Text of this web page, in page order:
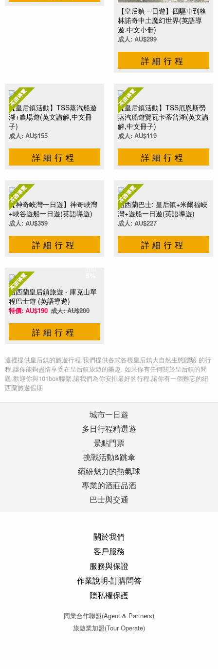
【皇后鎮一日遊】四驅車到格
林諾奇中土魔幻世界(英語導
遊.中文小冊)
成人: AU$299
詳細行程
【皇后鎮活動】TSS蒸汽船遊
湖+農場遊(英文講解,中文冊
子)
成人: AU$155
詳細行程
【皇后鎮活動】TSS厄恩斯勞
蒸汽船遊覽瓦卡蒂普湖(英文講
解,中文冊子)
成人: AU$119
詳細行程
【神奇峽灣一日遊】神奇峽灣
+峽谷遊船一日遊(英語導遊)
成人: AU$359
詳細行程
紐西蘭巴士: 皇后鎮+米爾福峽
灣+遊船一日遊(英語導遊)
成人: AU$227
詳細行程
紐西蘭皇后鎮旅遊 - 庫克山單
程巴士遊 (英語導遊)
特價: AU$190 成人: AU$200
詳細行程
這裡提供皇后鎮的旅遊行程,我們提供各式各樣皇后鎮大自然生態體驗 的行
程,讓你能夠盡情享受在皇后鎮旅遊的樂趣. 如果你有任何關於皇后鎮的問
題,歡迎你與101box聯繫,讓我們為你安排最好的行程,讓你有一個難忘的紐
西蘭旅遊假期
城市一日遊
多日行程精選遊
景點門票
挑戰活動&跳傘
繽紛魅力的熱氣球
專業的酒莊品酒
巴士與交通
關於我們
客戶服務
服務與保證
作業說明-訂購問答
隱私權保護
同業合作聯盟(Agent & Partners)
旅遊業加盟(Tour Operate)